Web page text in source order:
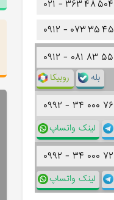
۰۲۱ - ۳۶۳۴۸۵۰۴
۰۹۱۲ - ۰۷۳۳۵ ۴۵
۰۹۱۲ - ۰۸۱ ۸۳ ۵۵
روبیکا بله
۰۹۹۲ - ۳۴ ۰۰۰ ۷۶
لینک واتساپ
۰۹۹۲ - ۳۴ ۰۰۰ ۷۲
لینک واتساپ